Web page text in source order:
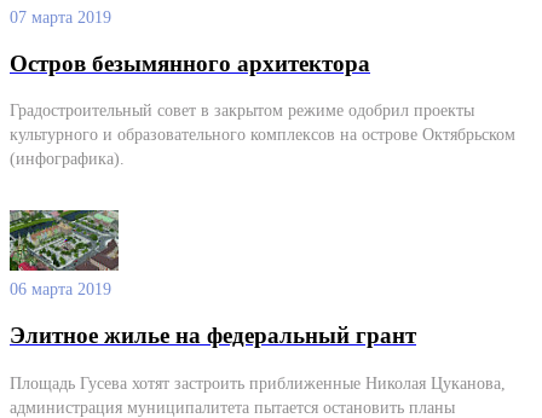
07 марта 2019
Остров безымянного архитектора
Градостроительный совет в закрытом режиме одобрил проекты
культурного и образовательного комплексов на острове Октябрьском
(инфографика).
06 марта 2019
Элитное жилье на федеральный грант
Площадь Гусева хотят застроить приближенные Николая Цуканова,
администрация муниципалитета пытается остановить планы